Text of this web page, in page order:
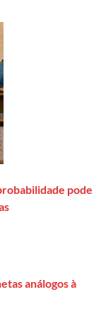
pode
análogos à